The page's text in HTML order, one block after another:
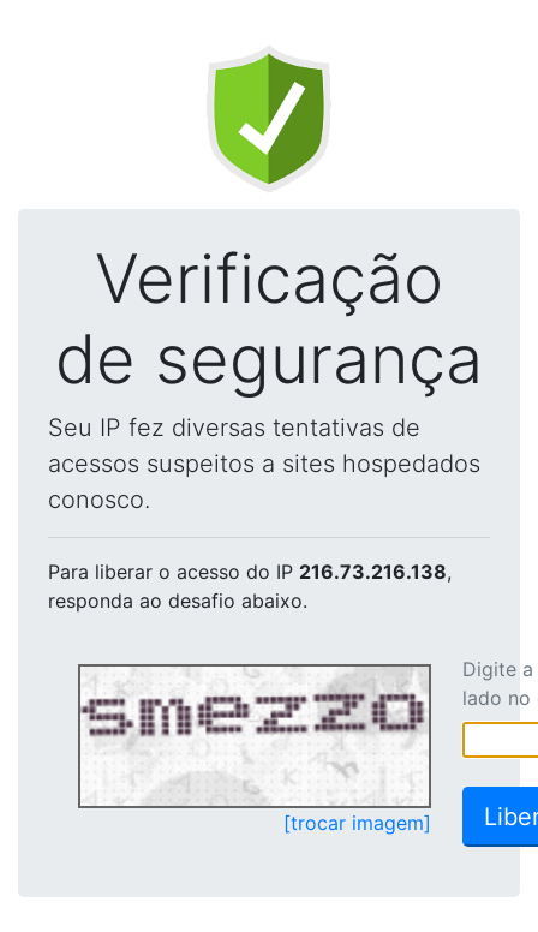
Verificação
de segurança
Seu IP fez diversas tentativas de
acessos suspeitos a sites hospedados
conosco.
Para liberar o acesso do IP 216.73.216.138,
responda ao desafio abaixo.
[trocar imagem]
Digite
lado no